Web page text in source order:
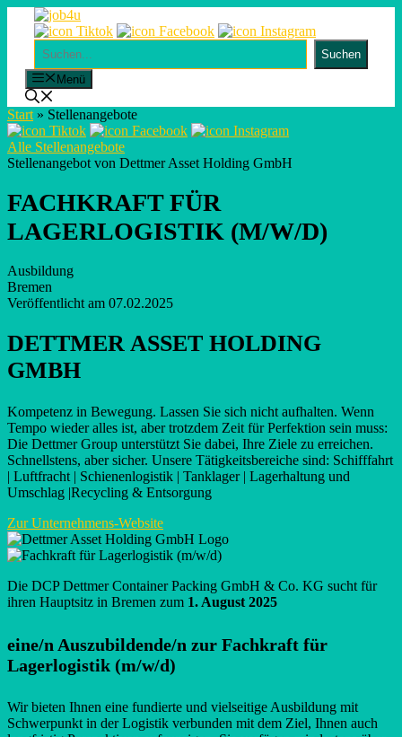
contentSuchen
Suchen
Menü
Start » Stellenangebote
Alle Stellenangebote
Stellenangebot von Dettmer Asset Holding GmbH
FACHKRAFT FÜR
LAGERLOGISTIK (M/W/D)
Ausbildung
Bremen
Veröffentlicht am 07.02.2025
DETTMER ASSET HOLDING
GMBH
Kompetenz in Bewegung. Lassen Sie sich nicht aufhalten. Wenn
Tempo wieder alles ist, aber trotzdem Zeit für Perfektion sein muss:
Die Dettmer Group unterstützt Sie dabei, Ihre Ziele zu erreichen.
Schnellstens, aber sicher. Unsere Tätigkeitsbereiche sind: Schifffahrt
| Luftfracht | Schienenlogistik | Tanklager | Lagerhaltung und
Umschlag |Recycling & Entsorgung
Zur Unternehmens-Website
Die DCP Dettmer Container Packing GmbH & Co. KG sucht für
ihren Hauptsitz in Bremen zum 1. August 2025
eine/n Auszubildende/n zur Fachkraft für
Lagerlogistik (m/w/d)
Wir bieten Ihnen eine fundierte und vielseitige Ausbildung mit
Schwerpunkt in der Logistik verbunden mit dem Ziel, Ihnen auch